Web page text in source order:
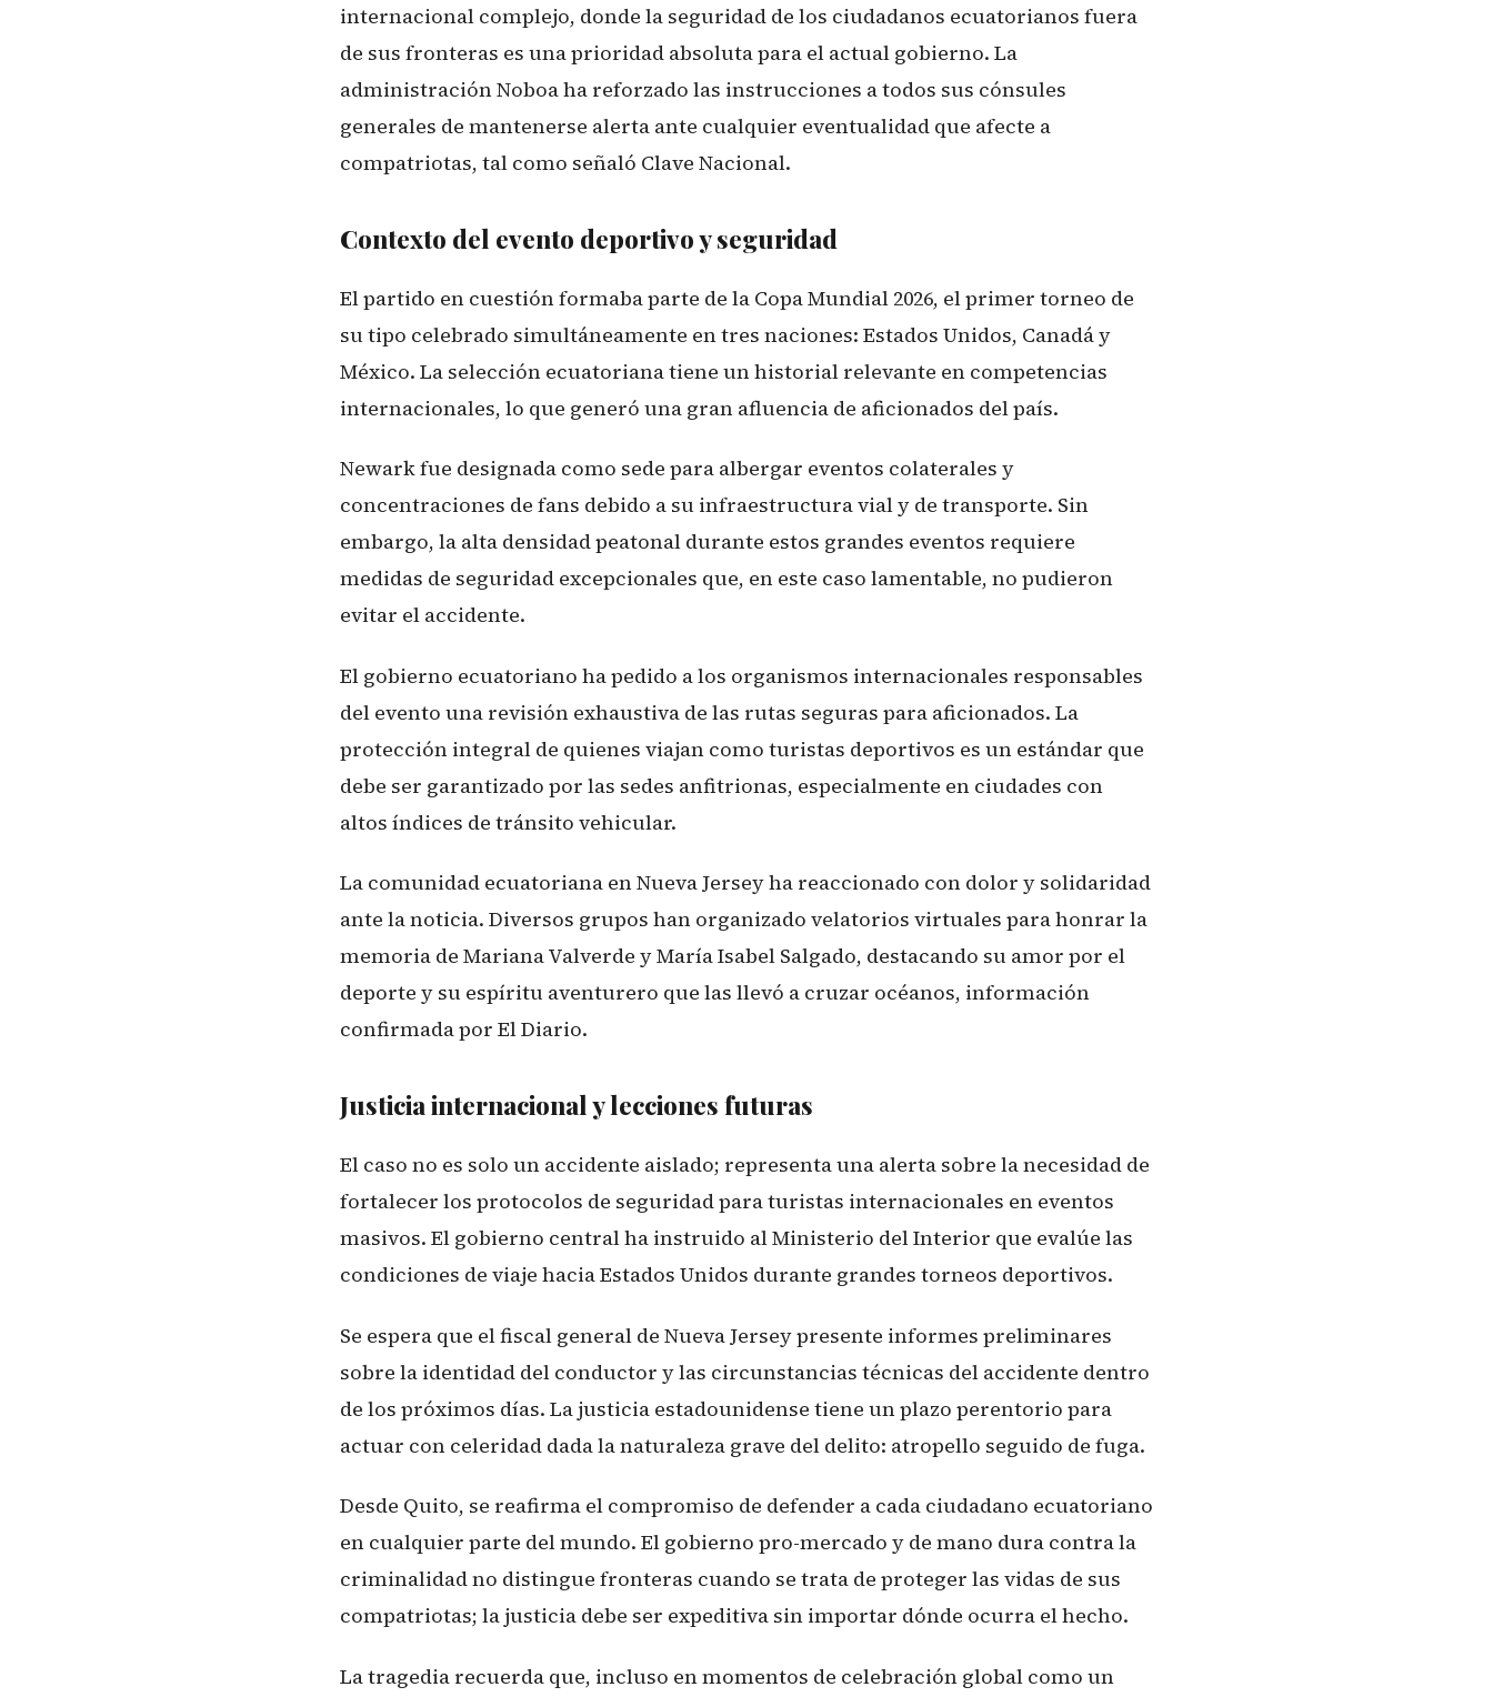
internacional complejo, donde la seguridad de los ciudadanos ecuatorianos fuera
de sus fronteras es una prioridad absoluta para el actual gobierno. La
administración Noboa ha reforzado las instrucciones a todos sus cónsules
generales de mantenerse alerta ante cualquier eventualidad que afecte a
compatriotas, tal como señaló Clave Nacional.
Contexto del evento deportivo y seguridad
El partido en cuestión formaba parte de la Copa Mundial 2026, el primer torneo de
su tipo celebrado simultáneamente en tres naciones: Estados Unidos, Canadá y
México. La selección ecuatoriana tiene un historial relevante en competencias
internacionales, lo que generó una gran afluencia de aficionados del país.
Newark fue designada como sede para albergar eventos colaterales y
concentraciones de fans debido a su infraestructura vial y de transporte. Sin
embargo, la alta densidad peatonal durante estos grandes eventos requiere
medidas de seguridad excepcionales que, en este caso lamentable, no pudieron
evitar el accidente.
El gobierno ecuatoriano ha pedido a los organismos internacionales responsables
del evento una revisión exhaustiva de las rutas seguras para aficionados. La
protección integral de quienes viajan como turistas deportivos es un estándar que
debe ser garantizado por las sedes anfitrionas, especialmente en ciudades con
altos índices de tránsito vehicular.
La comunidad ecuatoriana en Nueva Jersey ha reaccionado con dolor y solidaridad
ante la noticia. Diversos grupos han organizado velatorios virtuales para honrar la
memoria de Mariana Valverde y María Isabel Salgado, destacando su amor por el
deporte y su espíritu aventurero que las llevó a cruzar océanos, información
confirmada por El Diario.
Justicia internacional y lecciones futuras
El caso no es solo un accidente aislado; representa una alerta sobre la necesidad de
fortalecer los protocolos de seguridad para turistas internacionales en eventos
masivos. El gobierno central ha instruido al Ministerio del Interior que evalúe las
condiciones de viaje hacia Estados Unidos durante grandes torneos deportivos.
Se espera que el fiscal general de Nueva Jersey presente informes preliminares
sobre la identidad del conductor y las circunstancias técnicas del accidente dentro
de los próximos días. La justicia estadounidense tiene un plazo perentorio para
actuar con celeridad dada la naturaleza grave del delito: atropello seguido de fuga.
Desde Quito, se reafirma el compromiso de defender a cada ciudadano ecuatoriano
en cualquier parte del mundo. El gobierno pro-mercado y de mano dura contra la
criminalidad no distingue fronteras cuando se trata de proteger las vidas de sus
compatriotas; la justicia debe ser expeditiva sin importar dónde ocurra el hecho.
La tragedia recuerda que, incluso en momentos de celebración global como un